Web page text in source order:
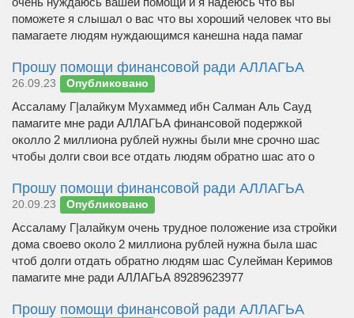
поможете я слышал о вас что вы хороший человек что вы
памагаете людям нуждающимся канешна нада памаг
Прошу помощи финансовой ради АЛЛАГЬА
26.09.23 Опубликовано
Ассаламу Г|алайкум Мухаммед ибн Салман Аль Сауд
памагите мне ради АЛЛАГЬА финансовой подержкой
околло 2 миллиона рублей нужны были мне срочно шас
чтобы долги свои все отдать людям обратно шас ато о
Прошу помощи финансовой ради АЛЛАГЬА
20.09.23 Опубликовано
Ассаламу Г|алайкум очень трудное положение иза стройки
дома своево около 2 миллиона рублей нужна была шас
чтоб долги отдать обратно людям шас Сулейман Керимов
памагите мне ради АЛЛАГЬА 89289623977
Прошу помощи финансовой ради АЛЛАГЬА